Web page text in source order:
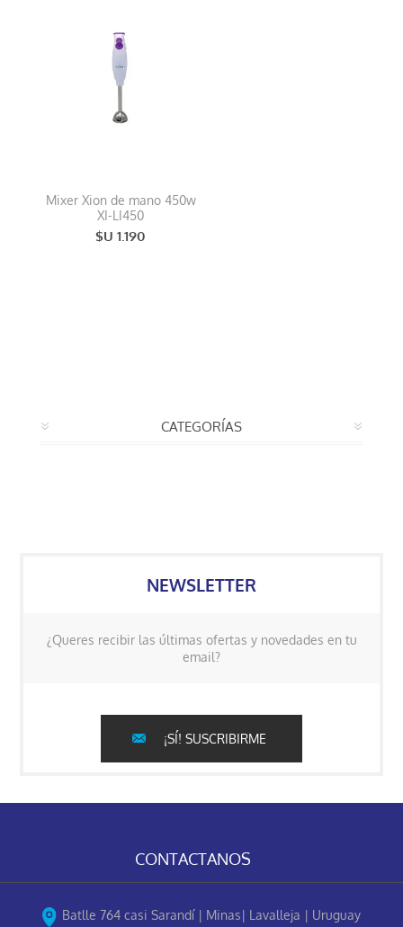
Mixer Xion de mano 450w
XI-LI450
$U 1.190
CATEGORÍAS
NEWSLETTER
¿Queres recibir las últimas ofertas y novedades en tu
email?
¡SÍ! SUSCRIBIRME
CONTACTANOS
Batlle 764 casi Sarandí | Minas| Lavalleja | Uruguay